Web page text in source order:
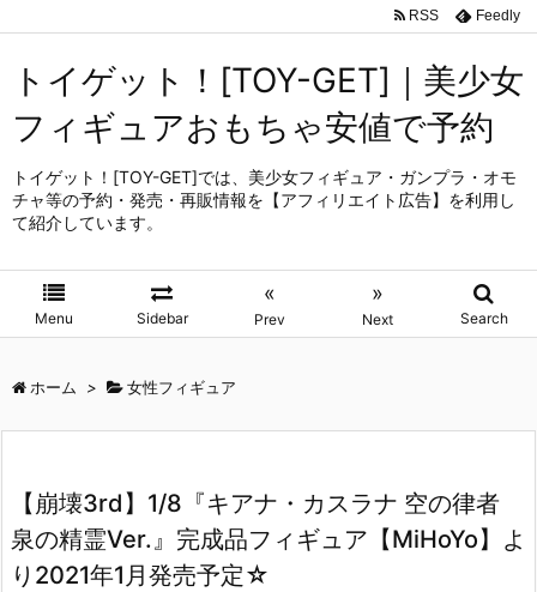
トイゲット！[TOY-GET]｜美少女
フィギュアおもちゃ安値で予約
トイゲット！[TOY-GET]では、美少女フィギュア・ガンプラ・オモ
チャ等の予約・発売・再販情報を【アフィリエイト広告】を利用し
て紹介しています。
Menu Sidebar
«
Prev
»
Next Search
RSS Feedly
ホーム > 女性フィギュア
【崩壊3rd】1/8『キアナ・カスラナ 空の律者
泉の精霊Ver.』完成品フィギュア【MiHoYo】よ
り2021年1月発売予定☆